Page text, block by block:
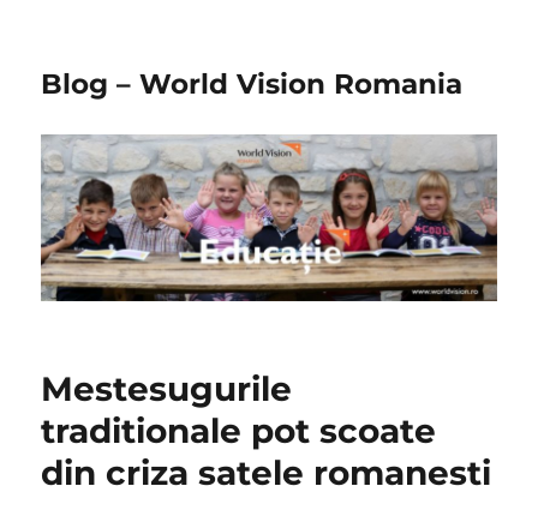
Blog – World Vision Romania
Mestesugurile
traditionale pot scoate
din criza satele romanesti